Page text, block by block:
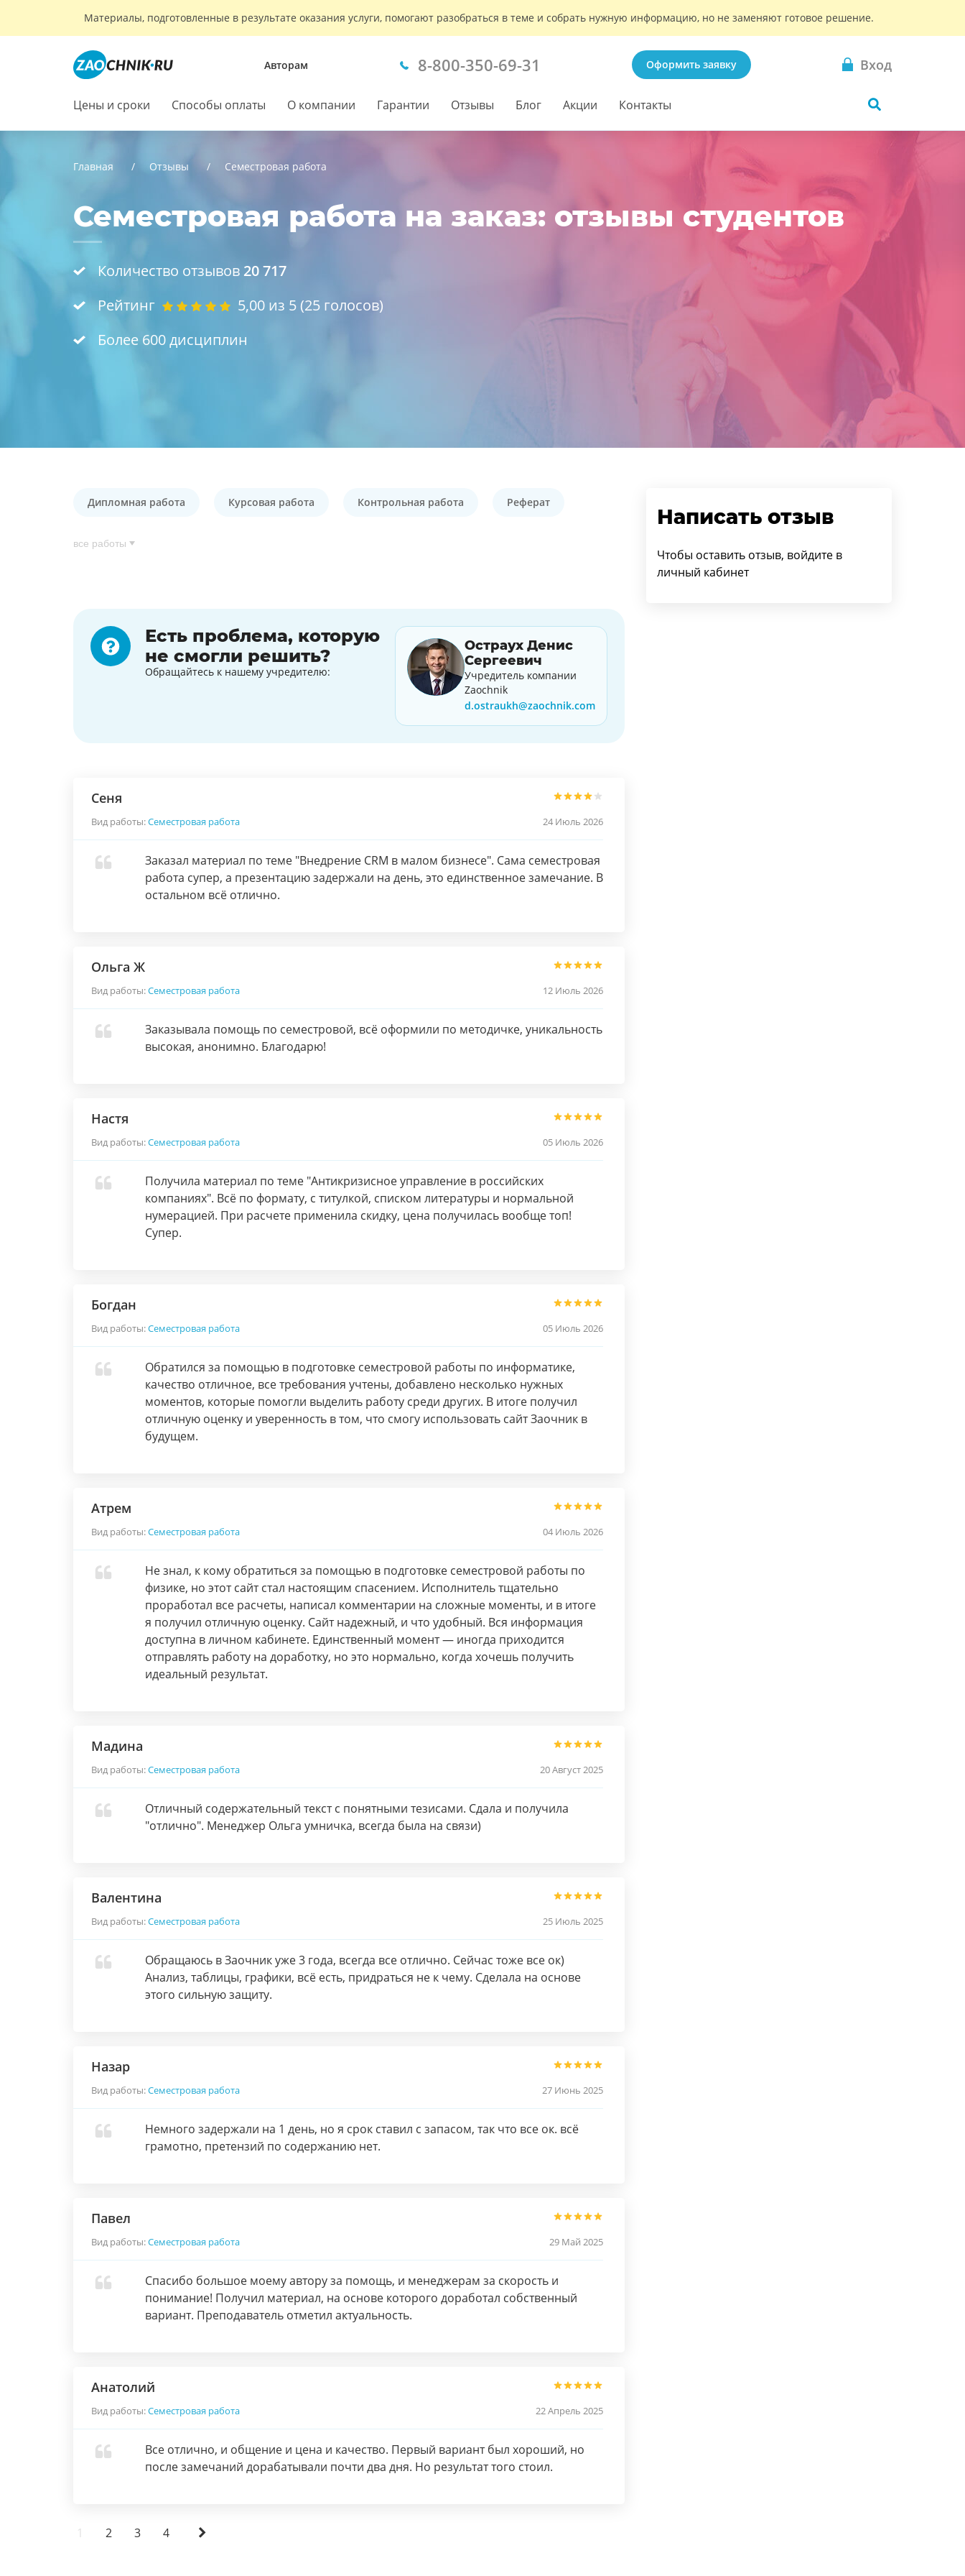
Материалы, подготовленные в результате оказания услуги, помогают разобраться в теме и собрать нужную информацию, но не заменяют готовое решение.
Авторам 8-800-350-69-31 Оформить заявку Вход
Цены и сроки Способы оплаты О компании Гарантии Отзывы Блог Акции Контакты
Главная Отзывы Семестровая работа
Семестровая работа на заказ: отзывы студентов
Количество отзывов 20 717
Рейтинг
5,00 из 5 (25 голосов)
Более 600 дисциплин
Дипломная работа Курсовая работа Контрольная работа Реферат
все работы
Есть проблема, которую
не смогли решить?
Обращайтесь к нашему учредителю:
Остраух Денис
Сергеевич
Учредитель компании
Zaochnik
d.ostraukh@zaochnik.com
Сеня
Вид работы:Семестровая работа 24 Июль 2026
Заказал материал по теме "Внедрение CRM в малом бизнесе". Сама семестровая
работа супер, а презентацию задержали на день, это единственное замечание. В
остальном всё отлично.
Ольга Ж
Вид работы:Семестровая работа 12 Июль 2026
Заказывала помощь по семестровой, всё оформили по методичке, уникальность
высокая, анонимно. Благодарю!
Настя
Вид работы:Семестровая работа 05 Июль 2026
Получила материал по теме "Антикризисное управление в российских
компаниях". Всё по формату, с титулкой, списком литературы и нормальной
нумерацией. При расчете применила скидку, цена получилась вообще топ!
Супер.
Богдан
Вид работы:Семестровая работа 05 Июль 2026
Обратился за помощью в подготовке семестровой работы по информатике,
качество отличное, все требования учтены, добавлено несколько нужных
моментов, которые помогли выделить работу среди других. В итоге получил
отличную оценку и уверенность в том, что смогу использовать сайт Заочник в
будущем.
Атрем
Вид работы:Семестровая работа 04 Июль 2026
Не знал, к кому обратиться за помощью в подготовке семестровой работы по
физике, но этот сайт стал настоящим спасением. Исполнитель тщательно
проработал все расчеты, написал комментарии на сложные моменты, и в итоге
я получил отличную оценку. Сайт надежный, и что удобный. Вся информация
доступна в личном кабинете. Единственный момент — иногда приходится
отправлять работу на доработку, но это нормально, когда хочешь получить
идеальный результат.
Мадина
Вид работы:Семестровая работа 20 Август 2025
Отличный содержательный текст с понятными тезисами. Сдала и получила
"отлично". Менеджер Ольга умничка, всегда была на связи)
Валентина
Вид работы:Семестровая работа 25 Июль 2025
Обращаюсь в Заочник уже 3 года, всегда все отлично. Сейчас тоже все ок)
Анализ, таблицы, графики, всё есть, придраться не к чему. Сделала на основе
этого сильную защиту.
Назар
Вид работы:Семестровая работа 27 Июнь 2025
Немного задержали на 1 день, но я срок ставил с запасом, так что все ок. всё
грамотно, претензий по содержанию нет.
Павел
Вид работы:Семестровая работа 29 Май 2025
Спасибо большое моему автору за помощь, и менеджерам за скорость и
понимание! Получил материал, на основе которого доработал собственный
вариант. Преподаватель отметил актуальность.
Анатолий
Вид работы:Семестровая работа 22 Апрель 2025
Все отлично, и общение и цена и качество. Первый вариант был хороший, но
после замечаний дорабатывали почти два дня. Но результат того стоил.
1 2 3 4
Написать отзыв
Чтобы оставить отзыв, войдите в
личный кабинет